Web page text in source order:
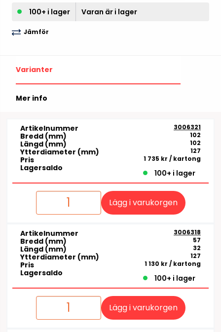
100+ i lager Varan är i lager
Jämför
Varianter
Mer info
Artikelnummer 3006321
Bredd (mm) 102
Längd (mm) 102
Ytterdiameter (mm) 127
Pris 1 735 kr / kartong
Lagersaldo
100+ i lager
Lägg i varukorgen
Artikelnummer 3006318
Bredd (mm) 57
Längd (mm) 32
Ytterdiameter (mm) 127
Pris 1 130 kr / kartong
Lagersaldo
100+ i lager
Lägg i varukorgen